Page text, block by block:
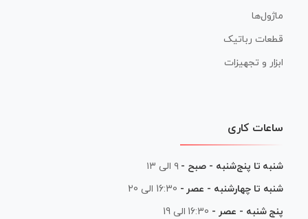
ماژول‌ها
قطعات رباتیک
ابزار و تجهیزات
ساعات کاری
شنبه تا پنج‌شنبه - صبح - ۹ الی ۱۳
شنبه تا چهارشنبه - عصر - 16:30 الی 20
پنج شنبه - عصر - 16:30 الی 19